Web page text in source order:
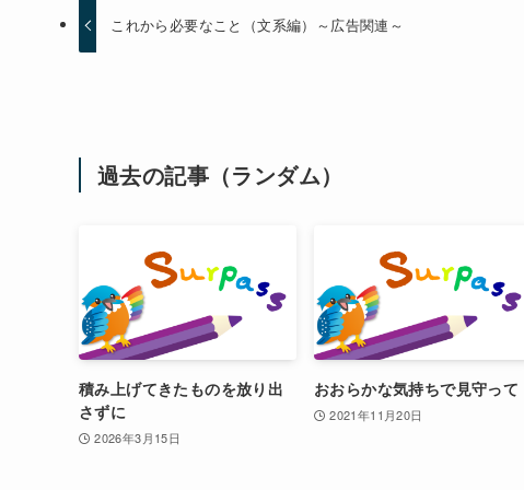
これから必要なこと（文系編）～広告関連～
過去の記事（ランダム）
積み上げてきたものを放り出
さずに
2026年3月15日
おおらかな気持ちで見守って
2021年11月20日